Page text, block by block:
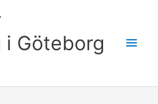
Göteborg
Main